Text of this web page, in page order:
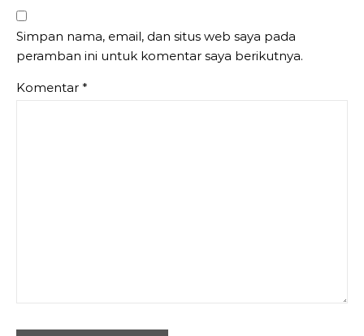
Simpan nama, email, dan situs web saya pada
peramban ini untuk komentar saya berikutnya.
Komentar *